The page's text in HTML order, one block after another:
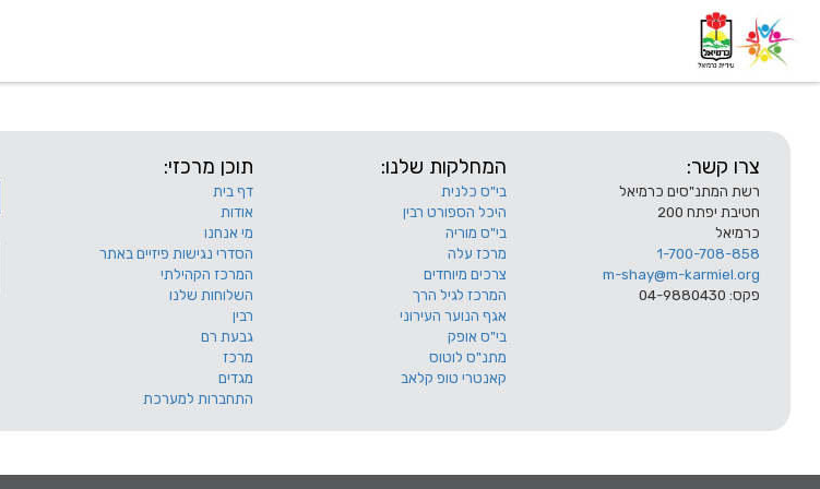
צרו קשר:
רשת המתנ"סים כרמיאל
חטיבת יפתח 200
כרמיאל
1-700-708-858
m-shay@m-karmiel.org
פקס: 04-9880430
המחלקות שלנו:
בי"ס כלנית
היכל הספורט רבין
בי"ס מוריה
מרכז עלה
צרכים מיוחדים
המרכז לגיל הרך
אגף הנוער העירוני
בי"ס אופק
מתנ"ס לוטוס
קאנטרי טופ קלאב
תוכן מרכזי:
דף בית
אודות
מי אנחנו
הסדרי נגישות פיזיים באתר
המרכז הקהילתי
השלוחות שלנו
רבין
גבעת רם
מרכז
מגדים
התחברות למערכת